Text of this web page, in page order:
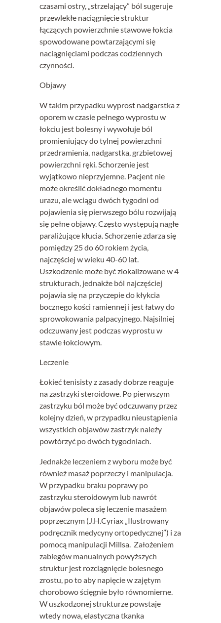
czasami ostry, „strzelający” ból sugeruje
przewlekłe naciągnięcie struktur
łączących powierzchnie stawowe łokcia
spowodowane powtarzającymi się
naciągnięciami podczas codziennych
czynności.
Objawy
W takim przypadku wyprost nadgarstka z
oporem w czasie pełnego wyprostu w
łokciu jest bolesny i wywołuje ból
promieniujący do tylnej powierzchni
przedramienia, nadgarstka, grzbietowej
powierzchni ręki. Schorzenie jest
wyjątkowo nieprzyjemne. Pacjent nie
może określić dokładnego momentu
urazu, ale wciągu dwóch tygodni od
pojawienia się pierwszego bólu rozwijają
się pełne objawy. Często występują nagłe
paraliżujące kłucia. Schorzenie zdarza się
pomiędzy 25 do 60 rokiem życia,
najczęściej w wieku 40-60 lat.
Uszkodzenie może być zlokalizowane w 4
strukturach, jednakże ból najczęściej
pojawia się na przyczepie do kłykcia
bocznego kości ramiennej i jest łatwy do
sprowokowania palpacyjnego. Najsilniej
odczuwany jest podczas wyprostu w
stawie łokciowym.
Leczenie
Łokieć tenisisty z zasady dobrze reaguje
na zastrzyki steroidowe. Po pierwszym
zastrzyku ból może być odczuwany przez
kolejny dzień, w przypadku nieustąpienia
wszystkich objawów zastrzyk należy
powtórzyć po dwóch tygodniach.
Jednakże leczeniem z wyboru może być
również masaż poprzeczy i manipulacja.
W przypadku braku poprawy po
zastrzyku steroidowym lub nawrót
objawów poleca się leczenie masażem
poprzecznym (J.H.Cyriax „Ilustrowany
podręcznik medycyny ortopedycznej”) i za
pomocą manipulacji Millsa. Założeniem
zabiegów manualnych powyższych
struktur jest rozciągnięcie bolesnego
zrostu, po to aby napięcie w zajętym
chorobowo ścięgnie było równomierne.
W uszkodzonej strukturze powstaje
wtedy nowa, elastyczna tkanka